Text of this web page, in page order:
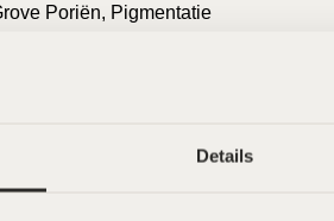
Details
Poriën, Pigmentatie